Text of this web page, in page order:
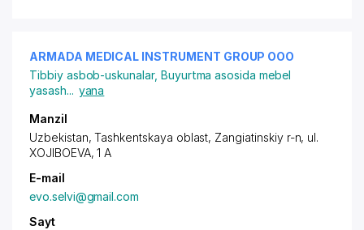
ARMADA MEDICAL INSTRUMENT GROUP ООО
Tibbiy asbob-uskunalar, Buyurtma asosida mebel
yasash... yana
Manzil
Uzbekistan, Tashkentskaya oblast, Zangiatinskiy r-n, ul.
XOJIBOEVA, 1 A
E-mail
evo.selvi@gmail.com
Sayt